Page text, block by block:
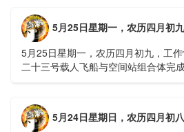
5月25日星期一，农历四月初
5月25日星期一，农历四月初九，工
二十三号载人飞船与空间站组合体完
5月24日星期日，农历四月初